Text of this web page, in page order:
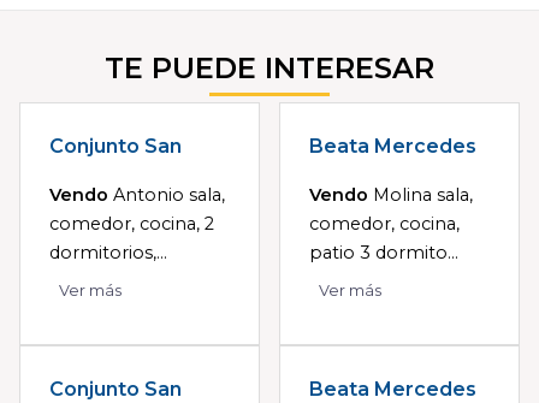
TE PUEDE INTERESAR
Conjunto San
Vendo Antonio sala,
comedor, cocina, 2
dormitorios,...
Ver más
Beata Mercedes
Vendo Molina sala,
comedor, cocina,
patio 3 dormito...
Ver más
Conjunto San Beata Mercedes